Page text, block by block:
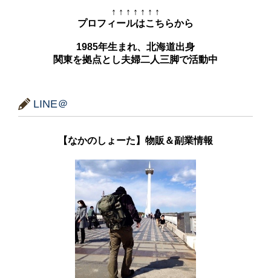
↑ ↑ ↑ ↑ ↑ ↑ ↑
プロフィールはこちらから
1985年生まれ、北海道出身
関東を拠点とし夫婦二人三脚で活動中
LINE＠
【なかのしょーた】物販＆副業情報